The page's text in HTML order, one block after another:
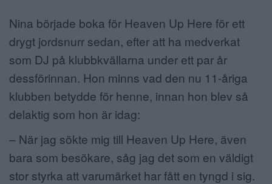
Nina började boka för Heaven Up Here för ett
drygt jordsnurr sedan, efter att ha medverkat
som DJ på klubbkvällarna under ett par år
dessförinnan. Hon minns vad den nu 11-åriga
klubben betydde för henne, innan hon blev så
delaktig som hon är idag:
– När jag sökte mig till Heaven Up Here, även
bara som besökare, såg jag det som en väldigt
stor styrka att varumärket har fått en tyngd i sig.